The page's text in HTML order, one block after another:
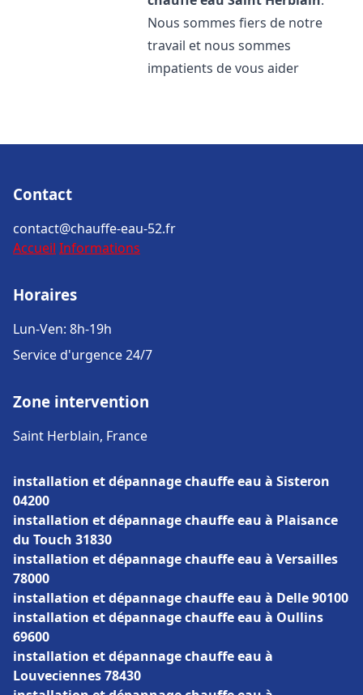
Nous sommes fiers de notre
travail et nous sommes
impatients de vous aider
Contact
contact@chauffe-eau-52.fr
Accueil Informations
Horaires
Lun-Ven: 8h-19h
Service d'urgence 24/7
Zone intervention
Saint Herblain, France
installation et dépannage chauffe eau à Sisteron
04200
installation et dépannage chauffe eau à Plaisance
du Touch 31830
installation et dépannage chauffe eau à Versailles
78000
installation et dépannage chauffe eau à Delle 90100
installation et dépannage chauffe eau à Oullins
69600
installation et dépannage chauffe eau à
Louveciennes 78430